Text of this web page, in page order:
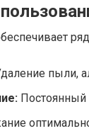
пыли,
Постоянный